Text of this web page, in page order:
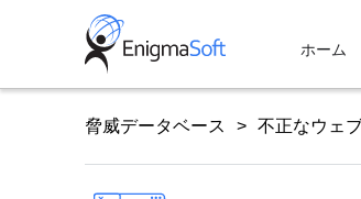
ホーム
脅威データベース 不正なウェ